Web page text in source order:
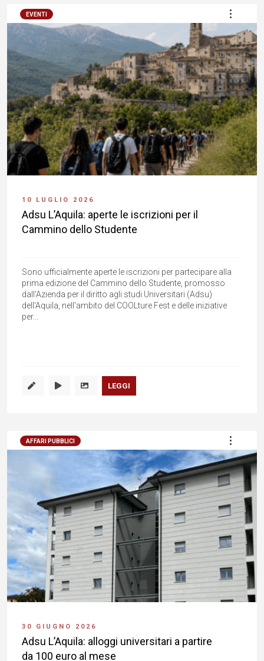
EVENTI
10 LUGLIO 2026
Adsu L’Aquila: aperte le iscrizioni per il
Cammino dello Studente
Sono ufficialmente aperte le iscrizioni per partecipare alla
prima edizione del Cammino dello Studente, promosso
dall'Azienda per il diritto agli studi Universitari (Adsu)
dell'Aquila, nell'ambito del COOLture Fest e delle iniziative
per...
LEGGI
AFFARI PUBBLICI
30 GIUGNO 2026
Adsu L’Aquila: alloggi universitari a partire
da 100 euro al mese